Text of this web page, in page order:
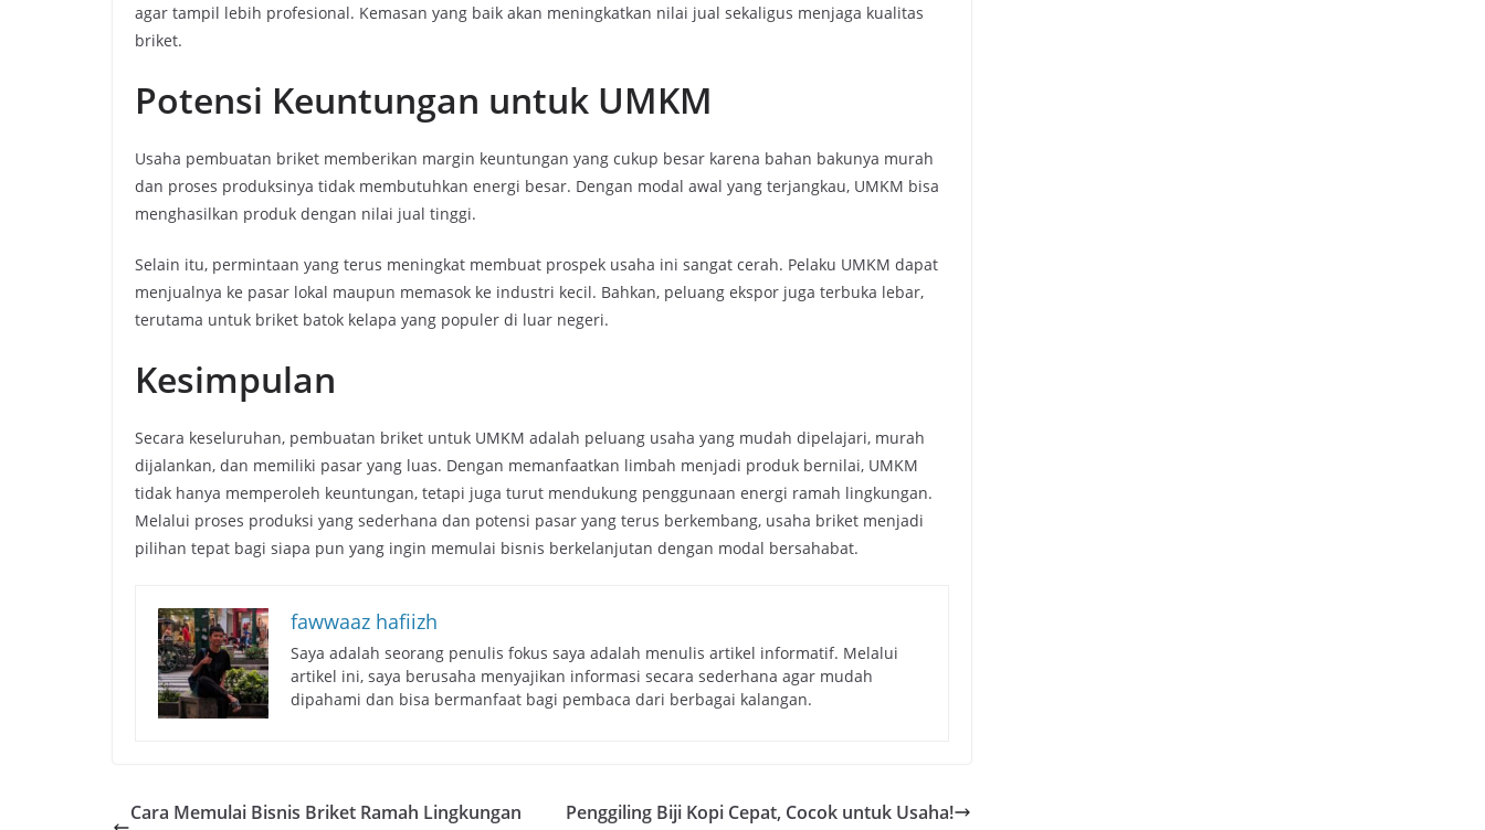
agar tampil lebih profesional. Kemasan yang baik akan meningkatkan nilai jual sekaligus menjaga kualitas
briket.
Potensi Keuntungan untuk UMKM
Usaha pembuatan briket memberikan margin keuntungan yang cukup besar karena bahan bakunya murah
dan proses produksinya tidak membutuhkan energi besar. Dengan modal awal yang terjangkau, UMKM bisa
menghasilkan produk dengan nilai jual tinggi.
Selain itu, permintaan yang terus meningkat membuat prospek usaha ini sangat cerah. Pelaku UMKM dapat
menjualnya ke pasar lokal maupun memasok ke industri kecil. Bahkan, peluang ekspor juga terbuka lebar,
terutama untuk briket batok kelapa yang populer di luar negeri.
Kesimpulan
Secara keseluruhan, pembuatan briket untuk UMKM adalah peluang usaha yang mudah dipelajari, murah
dijalankan, dan memiliki pasar yang luas. Dengan memanfaatkan limbah menjadi produk bernilai, UMKM
tidak hanya memperoleh keuntungan, tetapi juga turut mendukung penggunaan energi ramah lingkungan.
Melalui proses produksi yang sederhana dan potensi pasar yang terus berkembang, usaha briket menjadi
pilihan tepat bagi siapa pun yang ingin memulai bisnis berkelanjutan dengan modal bersahabat.
fawwaaz hafiizh
Saya adalah seorang penulis fokus saya adalah menulis artikel informatif. Melalui
artikel ini, saya berusaha menyajikan informasi secara sederhana agar mudah
dipahami dan bisa bermanfaat bagi pembaca dari berbagai kalangan.
Cara Memulai Bisnis Briket Ramah Lingkungan Penggiling Biji Kopi Cepat, Cocok untuk Usaha!